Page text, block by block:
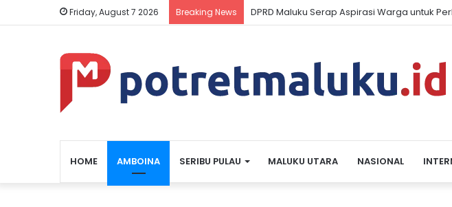
Friday, August 7 2026 Breaking News DPRD Maluku Serap Aspirasi Warga untuk
HOME AMBOINA SERIBU PULAU MALUKU UTARA NASIONAL